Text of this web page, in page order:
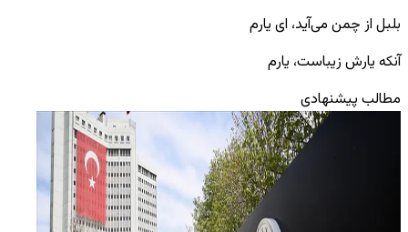
بلبل از چمن می‌آید، ای یارم
آنکه یارش زیباست، یارم
مطالب پیشنهادی